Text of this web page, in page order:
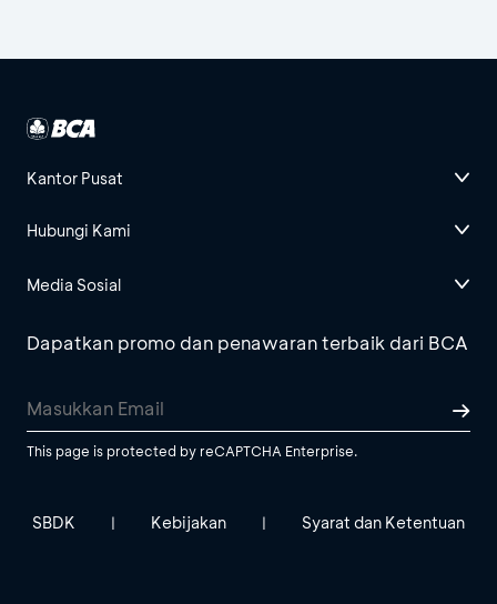
Kantor Pusat
Hubungi Kami
Media Sosial
Dapatkan promo dan penawaran terbaik dari BCA
This page is protected by reCAPTCHA Enterprise.
SBDK | Kebijakan | Syarat dan Ketentuan